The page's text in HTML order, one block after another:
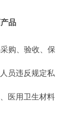
品
购、验收、保
员违反规定私
医用卫生材料